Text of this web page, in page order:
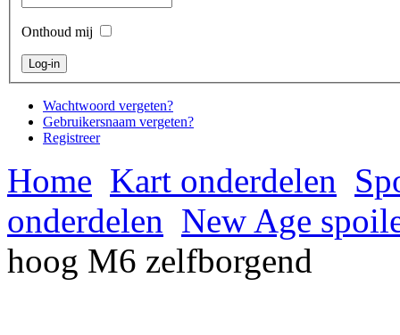
Onthoud mij
Wachtwoord vergeten?
Gebruikersnaam vergeten?
Registreer
Home Kart onderdelen
onderdelen New Age
hoog M6 zelfborgend